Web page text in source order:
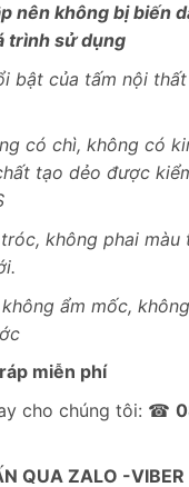
nên không bị biến
trình sử dụng
bật của tấm nội
có chì, không có
tạo dẻo được
không phai màu
ẩm mốc,
miễn phí
cho chúng tôi: ☎
QUA ZALO -VIBER